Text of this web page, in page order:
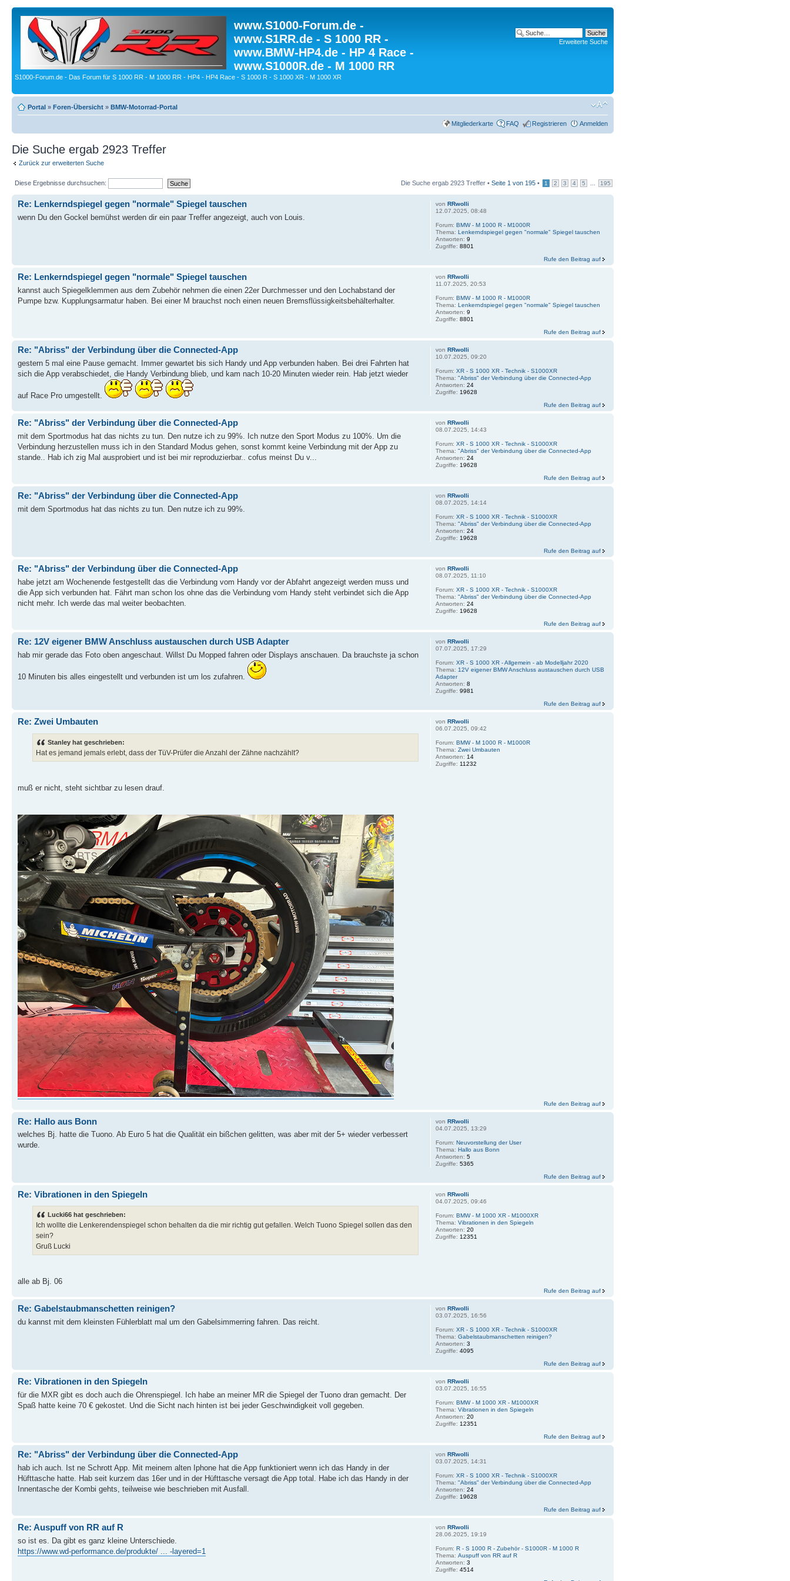
www.S1000-Forum.de -
www.S1RR.de - S 1000 RR -
www.BMW-HP4.de - HP 4 Race -
www.S1000R.de - M 1000 RR
S1000-Forum.de - Das Forum für S 1000 RR - M 1000 RR - HP4 - HP4 Race - S 1000 R - S 1000 XR - M 1000 XR
Erweiterte Suche
Portal » Foren-Übersicht » BMW-Motorrad-Portal
Mitgliederkarte FAQ Registrieren Anmelden
Die Suche ergab 2923 Treffer
Zurück zur erweiterten Suche
Diese Ergebnisse durchsuchen: Die Suche ergab 2923 Treffer • Seite 1 von 195 • 1 2 3 4 5 195
Re: Lenkerndspiegel gegen "normale" Spiegel tauschen
wenn Du den Gockel bemühst werden dir ein paar Treffer angezeigt, auch von Louis.
von RRwolli
12.07.2025, 08:48
Forum: BMW - M 1000 R - M1000R
Thema: Lenkerndspiegel gegen "normale" Spiegel tauschen
Antworten: 9
Zugriffe: 8801
Rufe den Beitrag auf
Re: Lenkerndspiegel gegen "normale" Spiegel tauschen
kannst auch Spiegelklemmen aus dem Zubehör nehmen die einen 22er Durchmesser und den Lochabstand der
Pumpe bzw. Kupplungsarmatur haben. Bei einer M brauchst noch einen neuen Bremsflüssigkeitsbehälterhalter.
von RRwolli
11.07.2025, 20:53
Forum: BMW - M 1000 R - M1000R
Thema: Lenkerndspiegel gegen "normale" Spiegel tauschen
Antworten: 9
Zugriffe: 8801
Rufe den Beitrag auf
Re: "Abriss" der Verbindung über die Connected-App
gestern 5 mal eine Pause gemacht. Immer gewartet bis sich Handy und App verbunden haben. Bei drei Fahrten hat
sich die App verabschiedet, die Handy Verbindung blieb, und kam nach 10-20 Minuten wieder rein. Hab jetzt wieder
auf Race Pro umgestellt.
von RRwolli
10.07.2025, 09:20
Forum: XR - S 1000 XR - Technik - S1000XR
Thema: "Abriss" der Verbindung über die Connected-App
Antworten: 24
Zugriffe: 19628
Rufe den Beitrag auf
Re: "Abriss" der Verbindung über die Connected-App
mit dem Sportmodus hat das nichts zu tun. Den nutze ich zu 99%. Ich nutze den Sport Modus zu 100%. Um die
Verbindung herzustellen muss ich in den Standard Modus gehen, sonst kommt keine Verbindung mit der App zu
stande.. Hab ich zig Mal ausprobiert und ist bei mir reproduzierbar.. cofus meinst Du v...
von RRwolli
08.07.2025, 14:43
Forum: XR - S 1000 XR - Technik - S1000XR
Thema: "Abriss" der Verbindung über die Connected-App
Antworten: 24
Zugriffe: 19628
Rufe den Beitrag auf
Re: "Abriss" der Verbindung über die Connected-App
mit dem Sportmodus hat das nichts zu tun. Den nutze ich zu 99%.
von RRwolli
08.07.2025, 14:14
Forum: XR - S 1000 XR - Technik - S1000XR
Thema: "Abriss" der Verbindung über die Connected-App
Antworten: 24
Zugriffe: 19628
Rufe den Beitrag auf
Re: "Abriss" der Verbindung über die Connected-App
habe jetzt am Wochenende festgestellt das die Verbindung vom Handy vor der Abfahrt angezeigt werden muss und
die App sich verbunden hat. Fährt man schon los ohne das die Verbindung vom Handy steht verbindet sich die App
nicht mehr. Ich werde das mal weiter beobachten.
von RRwolli
08.07.2025, 11:10
Forum: XR - S 1000 XR - Technik - S1000XR
Thema: "Abriss" der Verbindung über die Connected-App
Antworten: 24
Zugriffe: 19628
Rufe den Beitrag auf
Re: 12V eigener BMW Anschluss austauschen durch USB Adapter
hab mir gerade das Foto oben angeschaut. Willst Du Mopped fahren oder Displays anschauen. Da brauchste ja schon
10 Minuten bis alles eingestellt und verbunden ist um los zufahren.
von RRwolli
07.07.2025, 17:29
Forum: XR - S 1000 XR - Allgemein - ab Modelljahr 2020
Thema: 12V eigener BMW Anschluss austauschen durch USB
Adapter
Antworten: 8
Zugriffe: 9981
Rufe den Beitrag auf
Re: Zwei Umbauten
Stanley hat geschrieben:
Hat es jemand jemals erlebt, dass der TüV-Prüfer die Anzahl der Zähne nachzählt?
muß er nicht, steht sichtbar zu lesen drauf.
von RRwolli
06.07.2025, 09:42
Forum: BMW - M 1000 R - M1000R
Thema: Zwei Umbauten
Antworten: 14
Zugriffe: 11232
Rufe den Beitrag auf
Re: Hallo aus Bonn
welches Bj. hatte die Tuono. Ab Euro 5 hat die Qualität ein bißchen gelitten, was aber mit der 5+ wieder verbessert
wurde.
von RRwolli
04.07.2025, 13:29
Forum: Neuvorstellung der User
Thema: Hallo aus Bonn
Antworten: 5
Zugriffe: 5365
Rufe den Beitrag auf
Re: Vibrationen in den Spiegeln
Lucki66 hat geschrieben:
Ich wollte die Lenkerendenspiegel schon behalten da die mir richtig gut gefallen. Welch Tuono Spiegel sollen das den
sein?
Gruß Lucki
alle ab Bj. 06
von RRwolli
04.07.2025, 09:46
Forum: BMW - M 1000 XR - M1000XR
Thema: Vibrationen in den Spiegeln
Antworten: 20
Zugriffe: 12351
Rufe den Beitrag auf
Re: Gabelstaubmanschetten reinigen?
du kannst mit dem kleinsten Fühlerblatt mal um den Gabelsimmerring fahren. Das reicht.
von RRwolli
03.07.2025, 16:56
Forum: XR - S 1000 XR - Technik - S1000XR
Thema: Gabelstaubmanschetten reinigen?
Antworten: 3
Zugriffe: 4095
Rufe den Beitrag auf
Re: Vibrationen in den Spiegeln
für die MXR gibt es doch auch die Ohrenspiegel. Ich habe an meiner MR die Spiegel der Tuono dran gemacht. Der
Spaß hatte keine 70 € gekostet. Und die Sicht nach hinten ist bei jeder Geschwindigkeit voll gegeben.
von RRwolli
03.07.2025, 16:55
Forum: BMW - M 1000 XR - M1000XR
Thema: Vibrationen in den Spiegeln
Antworten: 20
Zugriffe: 12351
Rufe den Beitrag auf
Re: "Abriss" der Verbindung über die Connected-App
hab ich auch. Ist ne Schrott App. Mit meinem alten Iphone hat die App funktioniert wenn ich das Handy in der
Hüfttasche hatte. Hab seit kurzem das 16er und in der Hüfttasche versagt die App total. Habe ich das Handy in der
Innentasche der Kombi gehts, teilweise wie beschrieben mit Ausfall.
von RRwolli
03.07.2025, 14:31
Forum: XR - S 1000 XR - Technik - S1000XR
Thema: "Abriss" der Verbindung über die Connected-App
Antworten: 24
Zugriffe: 19628
Rufe den Beitrag auf
Re: Auspuff von RR auf R
so ist es. Da gibt es ganz kleine Unterschiede.
https://www.wd-performance.de/produkte/ ... -layered=1
von RRwolli
28.06.2025, 19:19
Forum: R - S 1000 R - Zubehör - S1000R - M 1000 R
Thema: Auspuff von RR auf R
Antworten: 3
Zugriffe: 4514